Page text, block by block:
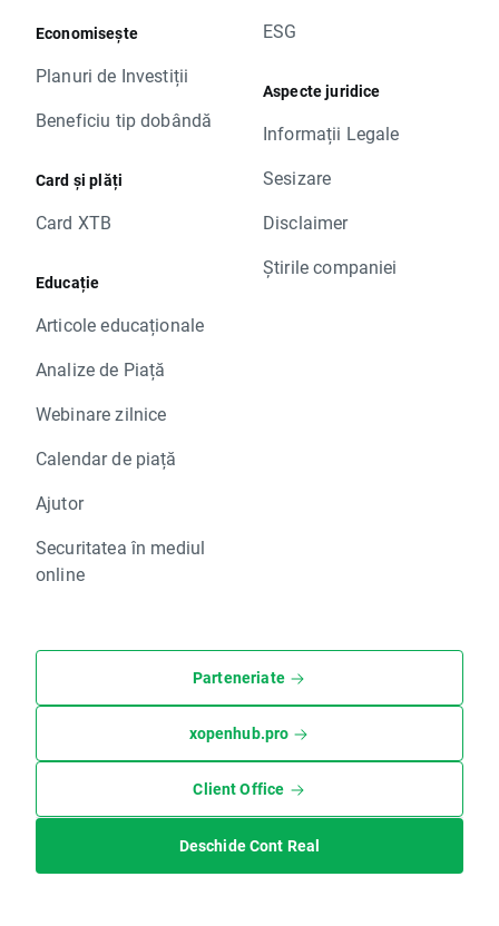
Economisește
Planuri de Investiții
Beneficiu tip dobândă
Card și plăți
Card XTB
Educație
Articole educaționale
Analize de Piață
Webinare zilnice
Calendar de piață
Ajutor
Securitatea în mediul
online
ESG
Aspecte juridice
Informații Legale
Sesizare
Disclaimer
Știrile companiei
Parteneriate
xopenhub.pro
Client Office
Deschide Cont Real